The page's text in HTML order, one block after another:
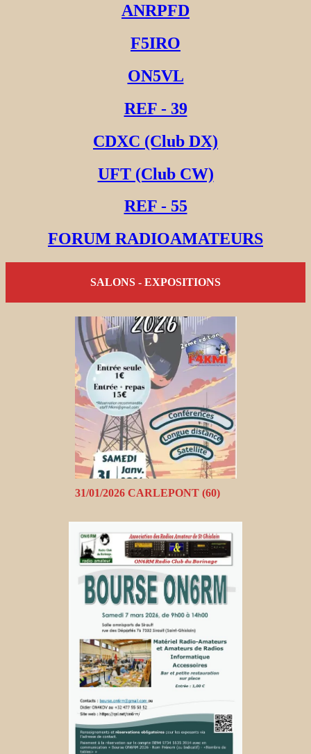
ANRPFD
F5IRO
ON5VL
REF - 39
CDXC (Club DX)
UFT (Club CW)
REF - 55
FORUM RADIOAMATEURS
SALONS - EXPOSITIONS
31/01/2026 CARLEPONT (60)